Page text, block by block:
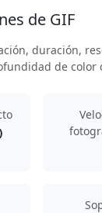
de GIF
duración,
de color